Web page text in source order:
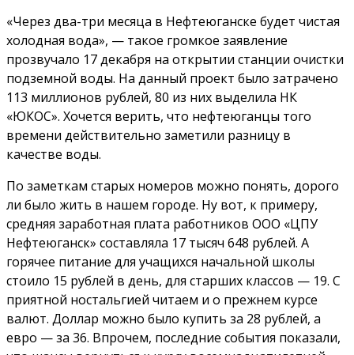
«Через два-три месяца в Нефтеюганске будет чистая
холодная вода», — такое громкое заявление
прозвучало 17 декабря на открытии станции очистки
подземной воды. На данный проект было затрачено
113 миллионов рублей, 80 из них выделила НК
«ЮКОС». Хочется верить, что нефтеюганцы того
времени действительно заметили разницу в
качестве воды.
По заметкам старых номеров можно понять, дорого
ли было жить в нашем городе. Ну вот, к примеру,
средняя заработная плата работников ООО «ЦПУ
Нефтеюганск» составляла 17 тысяч 648 рублей. А
горячее питание для учащихся начальной школы
стоило 15 рублей в день, для старших классов — 19. С
приятной ностальгией читаем и о прежнем курсе
валют. Доллар можно было купить за 28 рублей, а
евро — за 36. Впрочем, последние события показали,